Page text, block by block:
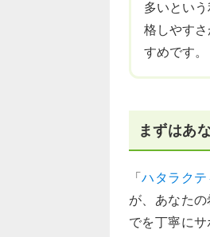
多いとい
格しやす
すめです。
まずはあ
「ハタラクテ
が、あなた
でを丁寧にサ